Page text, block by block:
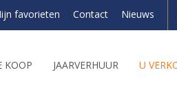
favorieten Contact Nieuws
KOOP JAARVERHUUR U